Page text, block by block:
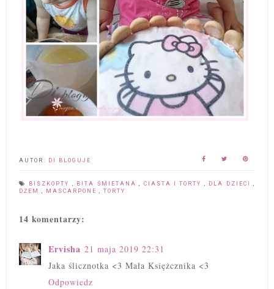
AUTOR: DI BLOGUJE
BISZKOPTY , BITA ŚMIETANA, CIASTA I TORTY , DLA DZIECI,
DŻEM , MASCARPONE , TORTY
14 komentarzy:
Ervisha 21 maja 2019 22:31
Jaka ślicznotka <3 Mała Księżcznika <3
Odpowiedz